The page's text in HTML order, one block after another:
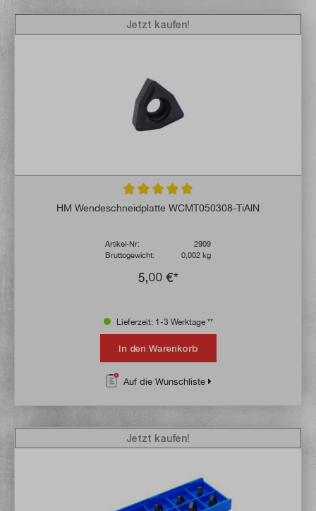
Durchschnittliche Bewertung von 5 von 5
HM Wendeschneidplatte WCMT050308-TiAlN
Artikel-Nr:
2909
Bruttogewicht:
0,002 kg
5,00 €*
Jetzt kaufen!
Lieferzeit: 1-3 Werktage **
In den Warenkorb
Auf die Wunschliste
Jetzt kaufen!